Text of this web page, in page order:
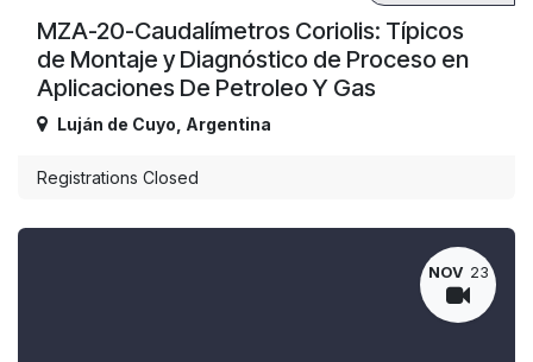
MZA-20-Caudalímetros Coriolis: Típicos
de Montaje y Diagnóstico de Proceso en
Aplicaciones De Petroleo Y Gas
Luján de Cuyo Argentina
Registrations Closed
NOV 23